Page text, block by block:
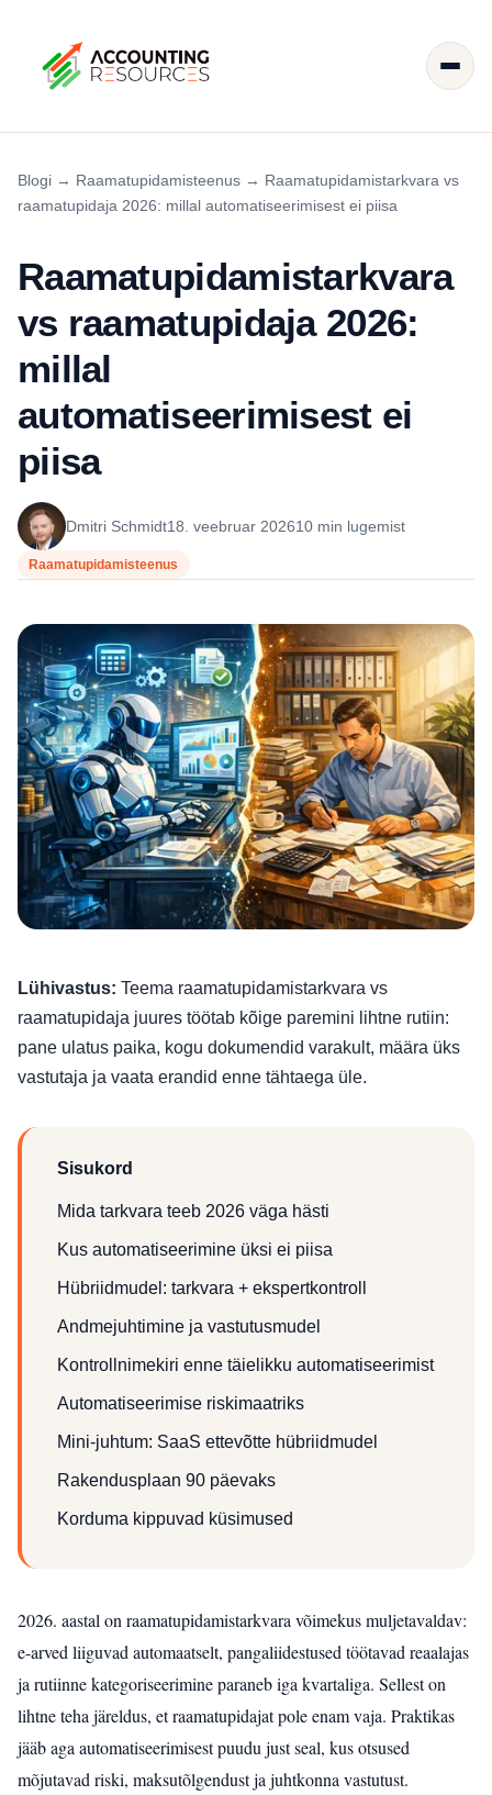
Blogi → Raamatupidamisteenus → Raamatupidamistarkvara vs
raamatupidaja 2026: millal automatiseerimisest ei piisa
Raamatupidamistarkvara
vs raamatupidaja 2026:
millal
automatiseerimisest ei
piisa
Dmitri Schmidt18. veebruar 202610 min lugemist
Raamatupidamisteenus
Lühivastus: Teema raamatupidamistarkvara vs
raamatupidaja juures töötab kõige paremini lihtne rutiin:
pane ulatus paika, kogu dokumendid varakult, määra üks
vastutaja ja vaata erandid enne tähtaega üle.
Sisukord
Mida tarkvara teeb 2026 väga hästi
Kus automatiseerimine üksi ei piisa
Hübriidmudel: tarkvara + ekspertkontroll
Andmejuhtimine ja vastutusmudel
Kontrollnimekiri enne täielikku automatiseerimist
Automatiseerimise riskimaatriks
Mini-juhtum: SaaS ettevõtte hübriidmudel
Rakendusplaan 90 päevaks
Korduma kippuvad küsimused
2026. aastal on raamatupidamistarkvara võimekus muljetavaldav:
e-arved liiguvad automaatselt, pangaliidestused töötavad reaalajas
ja rutiinne kategoriseerimine paraneb iga kvartaliga. Sellest on
lihtne teha järeldus, et raamatupidajat pole enam vaja. Praktikas
jääb aga automatiseerimisest puudu just seal, kus otsused
mõjutavad riski, maksutõlgendust ja juhtkonna vastutust.